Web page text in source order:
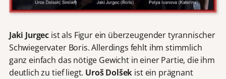
Jaki Jurgec ist als Figur ein überzeugender tyrannischer
Schwiegervater Boris. Allerdings fehlt ihm stimmlich
ganz einfach das nötige Gewicht in einer Partie, die ihm
deutlich zu tief liegt. Uroš Dolšek ist ein prägnant